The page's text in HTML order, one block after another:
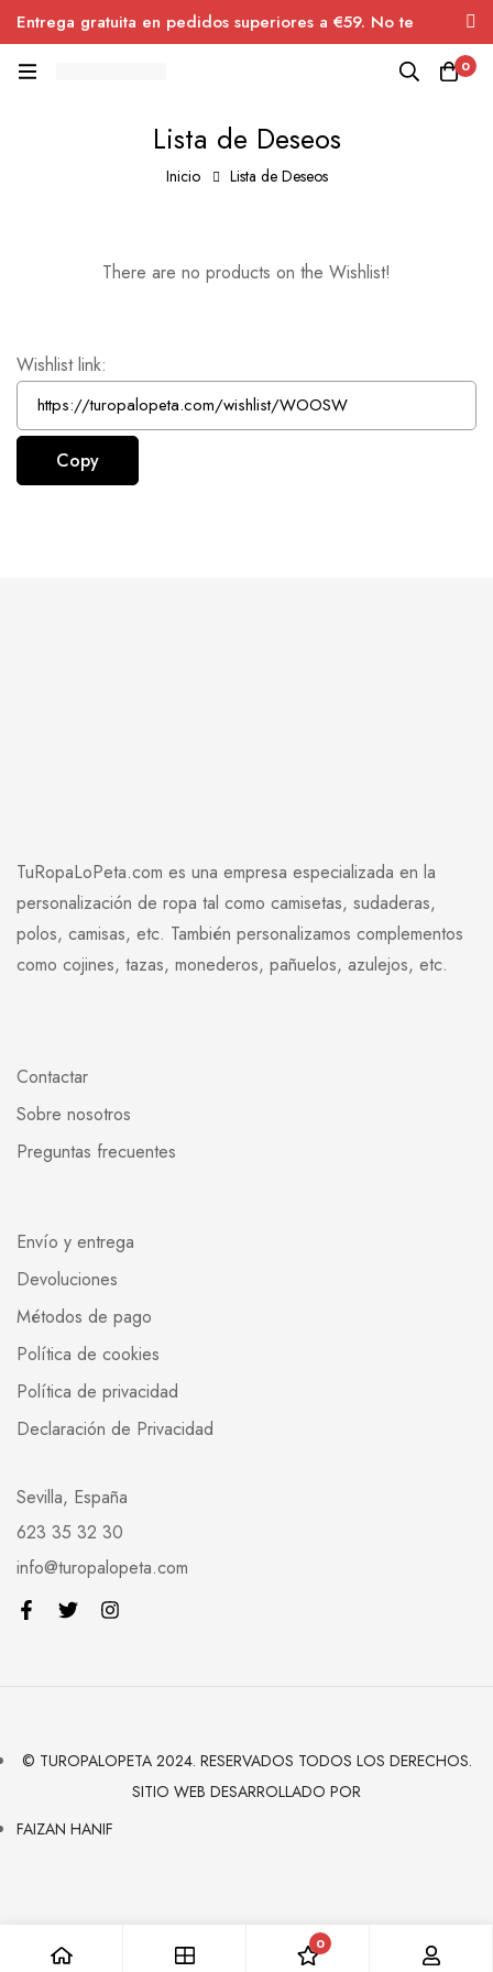
Entrega gratuita en pedidos superiores a €59. No te
pierdas el descuento.
0
Lista de Deseos
Inicio Lista de Deseos
There are no products on the Wishlist!
Wishlist link:
TuRopaLoPeta.com es una empresa especializada en la
personalización de ropa tal como camisetas, sudaderas,
polos, camisas, etc. También personalizamos complementos
como cojines, tazas, monederos, pañuelos, azulejos, etc.
Contactar
Sobre nosotros
Preguntas frecuentes
Envío y entrega
Devoluciones
Métodos de pago
Política de cookies
Política de privacidad
Declaración de Privacidad
Sevilla, España
623 35 32 30
info@turopalopeta.com
© TUROPALOPETA 2024. RESERVADOS TODOS LOS DERECHOS.
SITIO WEB DESARROLLADO POR
FAIZAN HANIF
0